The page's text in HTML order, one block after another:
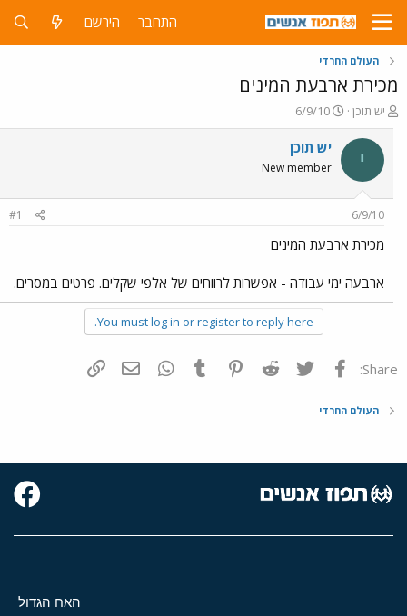
התחבר הירשם
העולם החרדי
מכירת ארבעת המינים
פ
ו
ת
ח
ה
ו
ש
א
יש תוכן
פ
ו
ר
ם
ר
6/9/10
י יש תוכן
New member
6/9/10
#1
מכירת ארבעת המינים
ארבעה ימי עבודה - אפשרות לרווחים של אלפי שקלים. פרטים במסרים.
You must log in or register to reply here.
Share: פייסבוק Twitter
Reddit
Pinterest
Tumblr
WhatsAppדואר אלקטרוני
העולם החרדי
האח הגדול